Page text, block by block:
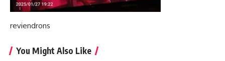
reviendrons
You Might Also Like